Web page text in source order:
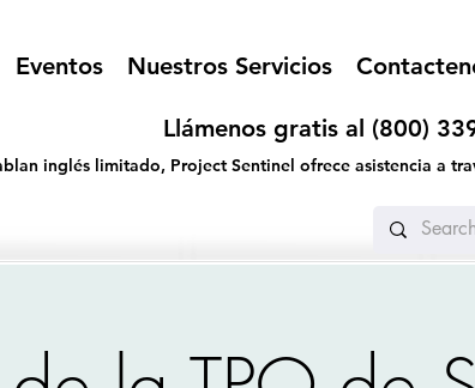
Eventos Nuestros Servicios
Llámenos gratis al (800)
inglés limitado, Project Sentinel ofrece asistencia a